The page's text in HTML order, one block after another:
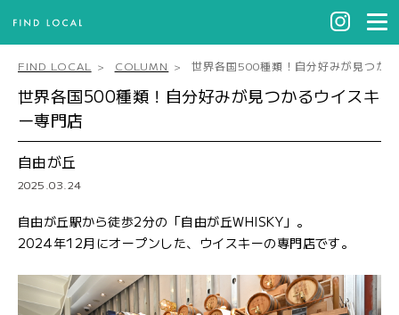
FIND LOCAL COLUMN 世界各国500種類！自分好みが見つか
世界各国500種類！自分好みが見つかるウイスキ
ー専門店
自由が丘
2025.03.24
自由が丘駅から徒歩2分の「自由が丘WHISKY」。
2024年12月にオープンした、ウイスキーの専門店です。